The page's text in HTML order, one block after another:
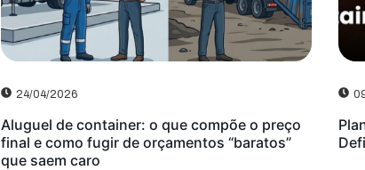
24/04/2026
Aluguel de container: o que compõe o preço
final e como fugir de orçamentos “baratos”
que saem caro